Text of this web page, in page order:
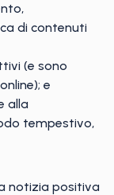
di contenuti
(e sono
e
alla
tempestivo,
notizia positiva